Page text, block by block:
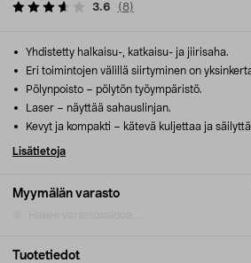
3.6 (8)
Myymälän varasto
Yhdistetty halkaisu-, katkaisu- ja jiirisaha.
Eri toimintojen välillä siirtyminen on
Pölynpoisto – pölytön työympäristö.
Laser – näyttää sahauslinjan.
Kevyt ja kompakti – kätevä kuljettaa ja
Lisätietoja
Tuotetiedot